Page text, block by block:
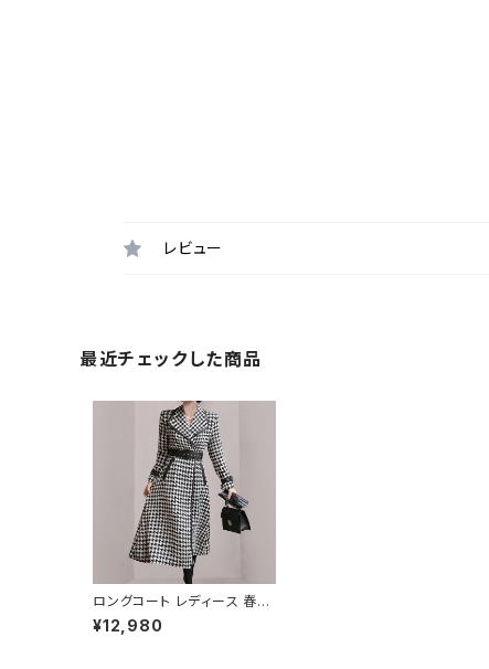
レビュー
最近チェックした商品
ロングコート レディース 春夏
秋冬 春 夏 秋 冬 トレンチコー
ト aライン ワンピース ロング
¥12,980